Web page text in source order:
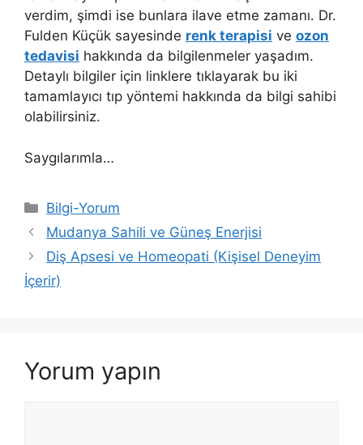
verdim, şimdi ise bunlara ilave etme zamanı. Dr.
Fulden Küçük sayesinde renk terapisi ve ozon
tedavisi hakkında da bilgilenmeler yaşadım.
Detaylı bilgiler için linklere tıklayarak bu iki
tamamlayıcı tıp yöntemi hakkında da bilgi sahibi
olabilirsiniz.
Saygılarımla…
Kategoriler
Bilgi-Yorum
Yazı
dolaşımı
Mudanya Sahili ve Güneş Enerjisi
Diş Apsesi ve Homeopati (Kişisel Deneyim
İçerir)
Yorum yapın